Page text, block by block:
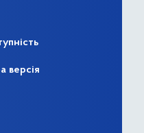
версія